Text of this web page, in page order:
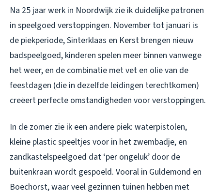
Na 25 jaar werk in Noordwijk zie ik duidelijke patronen
in speelgoed verstoppingen. November tot januari is
de piekperiode, Sinterklaas en Kerst brengen nieuw
badspeelgoed, kinderen spelen meer binnen vanwege
het weer, en de combinatie met vet en olie van de
feestdagen (die in dezelfde leidingen terechtkomen)
creëert perfecte omstandigheden voor verstoppingen.
In de zomer zie ik een andere piek: waterpistolen,
kleine plastic speeltjes voor in het zwembadje, en
zandkastelspeelgoed dat ‘per ongeluk’ door de
buitenkraan wordt gespoeld. Vooral in Guldemond en
Boechorst, waar veel gezinnen tuinen hebben met